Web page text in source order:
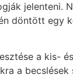
jelenteni.
döntött egy
a kis- és
a